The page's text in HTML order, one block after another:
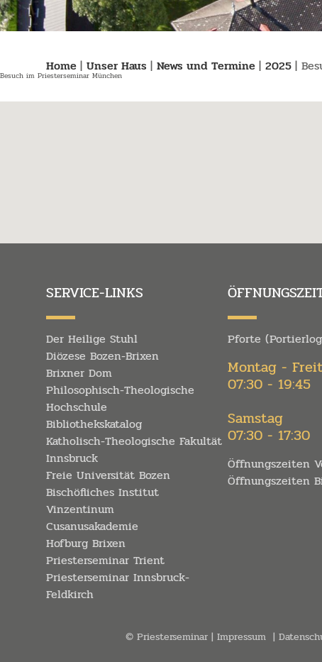
Home | Unser Haus | News und Termine | 2025 |
Besuch im Priesterseminar München
SERVICE-LINKS
Der Heilige Stuhl
Diözese Bozen-Brixen
Brixner Dom
Philosophisch-Theologische
Hochschule
Bibliothekskatalog
Katholisch-Theologische Fakultät
Innsbruck
Freie Universität Bozen
Bischöfliches Institut
Vinzentinum
Cusanusakademie
Hofburg Brixen
Priesterseminar Trient
Priesterseminar Innsbruck-
Feldkirch
Pforte
Montag -
07:30 - 19:45
Samstag
07:30 - 17:30
Öffnungszeiten
Öffnungszeiten
© Priesterseminar Impressum